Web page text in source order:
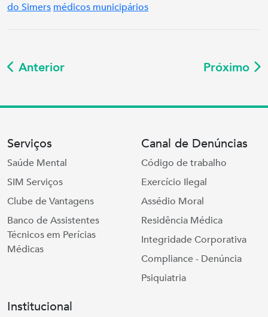
do Simers médicos municipários
Anterior Próximo
Serviços
Saúde Mental
SIM Serviços
Clube de Vantagens
Banco de Assistentes
Técnicos em Perícias
Médicas
Canal de Denúncias
Código de trabalho
Exercício Ilegal
Assédio Moral
Residência Médica
Integridade Corporativa
Compliance - Denúncia
Psiquiatria
Institucional